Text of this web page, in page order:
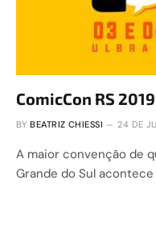
ComicCon RS 2019
BY BEATRIZ CHIESSI 24 DE
A maior convenção de
Grande do Sul